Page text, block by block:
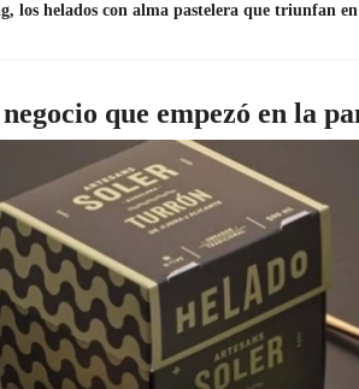
los helados con alma pastelera que triunfan
que empezó en la